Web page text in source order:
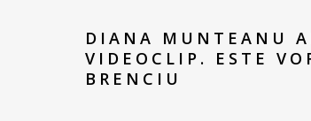
DIANA MUNTEANU
VIDEOCLIP. ESTE
BRENCIU